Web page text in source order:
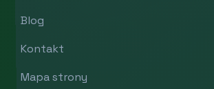
Blog
Kontakt
Mapa strony